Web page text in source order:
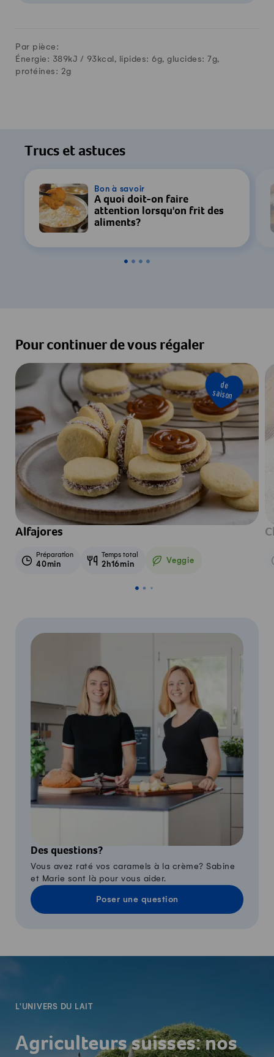
Par pièce:
Énergie: 389kJ / 93 kcal, lipides: 6g, glucides: 7g,
protéines: 2g
Trucs et astuces
Bon à savoir
À quoi doit-on faire
attention lorsqu'on frit des
aliments?
Pour continuer de vous régaler
de
saison
Alfajores
Préparation
40min
Temps total
2h16min Veggie
Veggie
Des questions?
Vous avez raté vos caramels à la crème? Sabine
et Marie sont là pour vous aider.
Poser une question
L'UNIVERS DU LAIT
Agriculteurs suisses: nos